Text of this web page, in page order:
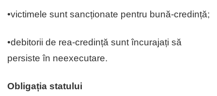
•victimele sunt sancționate pentru bună-credință;
•debitorii de rea-credință sunt încurajați să
persiste în neexecutare.
Obligația statului